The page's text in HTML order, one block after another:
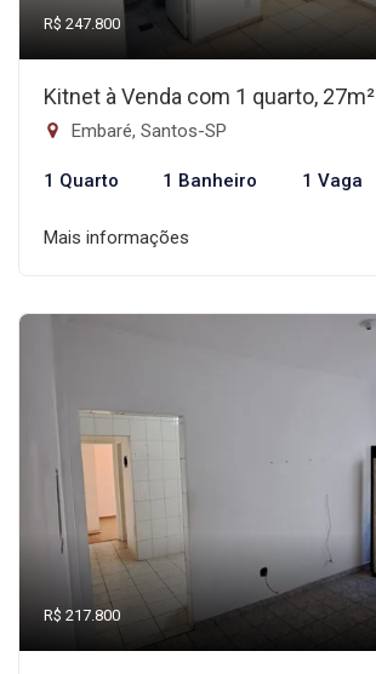
R$ 247.800
Kitnet à Venda com 1 quarto, 27m²
Embaré, Santos-SP
1 Quarto 1 Banheiro 1 Vaga
Mais informações
R$ 217.800